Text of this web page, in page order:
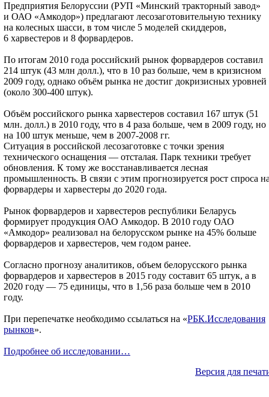
Предприятия Белоруссии (РУП «Минский тракторный завод»
и ОАО «Амкодор») предлагают лесозаготовительную технику
на колесных шасси, в том числе 5 моделей скиддеров,
6 харвестеров и 8 форвардеров.
По итогам 2010 года российский рынок форвардеров составил
214 штук (43 млн долл.), что в 10 раз больше, чем в кризисном
2009 году, однако объём рынка не достиг докризисных уровней
(около 300-400 штук).
Объём российского рынка харвестеров составил 167 штук (51
млн. долл.) в 2010 году, что в 4 раза больше, чем в 2009 году, но
на 100 штук меньше, чем в 2007-2008 гг.
Ситуация в российской лесозаготовке с точки зрения
технического оснащения — отсталая. Парк техники требует
обновления. К тому же восстанавливается лесная
промышленность. В связи с этим прогнозируется рост спроса
форвардеры и харвестеры до 2020 года.
Рынок форвардеров и харвестеров республики Беларусь
формирует продукция ОАО Амкодор. В 2010 году ОАО
«Амкодор» реализовал на белорусском рынке на 45% больше
форвардеров и харвестеров, чем годом ранее.
Согласно прогнозу аналитиков, объем белорусского рынка
форвардеров и харвестеров в 2015 году составит 65 штук, а в
2020 году — 75 единицы, что в 1,56 раза больше чем в 2010
году.
При перепечатке необходимо ссылаться на «РБК.Исследования
рынков».
Подробнее об исследовании…
Версия для